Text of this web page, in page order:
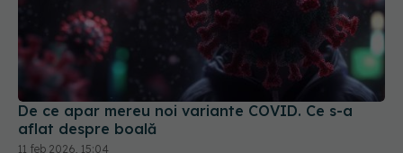
De ce apar mereu noi variante COVID. Ce s-a
aflat despre boală
11 feb 2026, 15:04